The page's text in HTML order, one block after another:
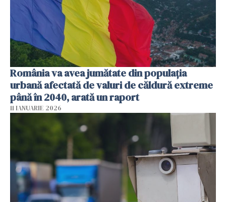
România va avea jumătate din populația
urbană afectată de valuri de căldură extreme
până în 2040, arată un raport
11 IANUARIE 2026